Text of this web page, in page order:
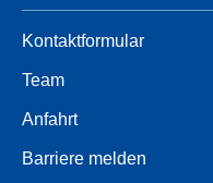
Kontaktformular
Team
Anfahrt
Barriere melden